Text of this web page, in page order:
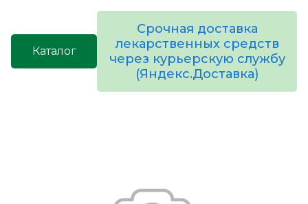
Каталог
Срочная доставка
лекарственных средств
через курьерскую службу
(Яндекс.Доставка)